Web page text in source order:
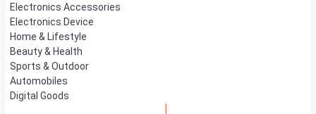
Electronics Accessories
Electronics Device
Home & Lifestyle
Beauty & Health
Sports & Outdoor
Automobiles
Digital Goods